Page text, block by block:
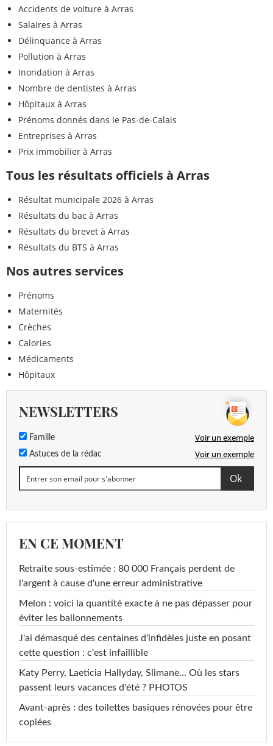
Accidents de voiture à Arras
Salaires à Arras
Délinquance à Arras
Pollution à Arras
Inondation à Arras
Nombre de dentistes à Arras
Hôpitaux à Arras
Prénoms donnés dans le Pas-de-Calais
Entreprises à Arras
Prix immobilier à Arras
Tous les résultats officiels à Arras
Résultat municipale 2026 à Arras
Résultats du bac à Arras
Résultats du brevet à Arras
Résultats du BTS à Arras
Nos autres services
Prénoms
Maternités
Crèches
Calories
Médicaments
Hôpitaux
NEWSLETTERS
Famille Voir un exemple
Astuces de la rédac Voir un exemple
EN CE MOMENT
Retraite sous-estimée : 80 000 Français perdent de
l'argent à cause d'une erreur administrative
Melon : voici la quantité exacte à ne pas dépasser pour
éviter les ballonnements
J'ai démasqué des centaines d'infidèles juste en posant
cette question : c'est infaillible
Katy Perry, Laeticia Hallyday, Slimane... Où les stars
passent leurs vacances d'été ? PHOTOS
Avant-après : des toilettes basiques rénovées pour être
copiées